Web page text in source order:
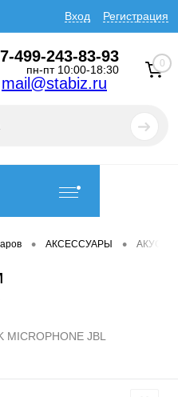
Вход Регистрация
499-243-83-93
пн-пт 10:00-18:30
mail@stabiz.ru
0
• АКСЕССУАРЫ •
MICROPHONE JBL